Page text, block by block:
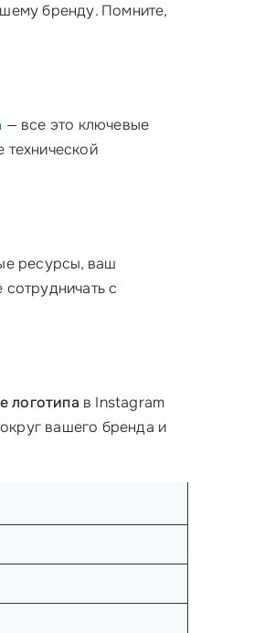
бренду. Помните,
— все это ключевые
технической
ресурсы, ваш
с
логотипа в Instagram
вашего бренда и